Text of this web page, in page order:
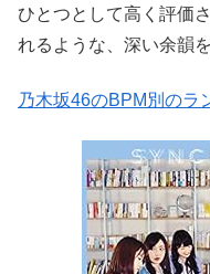
ひとつとして高く評価
れるような、深い余韻
乃木坂46のBPM別のラ